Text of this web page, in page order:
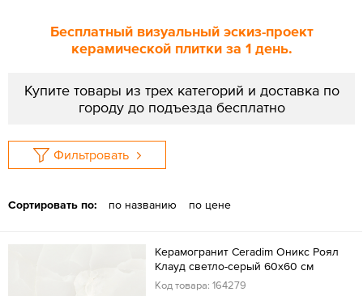
Бесплатный визуальный эскиз-проект
керамической плитки за 1 день.
Купите товары из трех категорий и доставка по
городу до подъезда бесплатно
Фильтровать
Сортировать по: по названию по цене
Керамогранит Ceradim Оникс Роял
Клауд светло-серый 60x60 см
Код товара: 164279